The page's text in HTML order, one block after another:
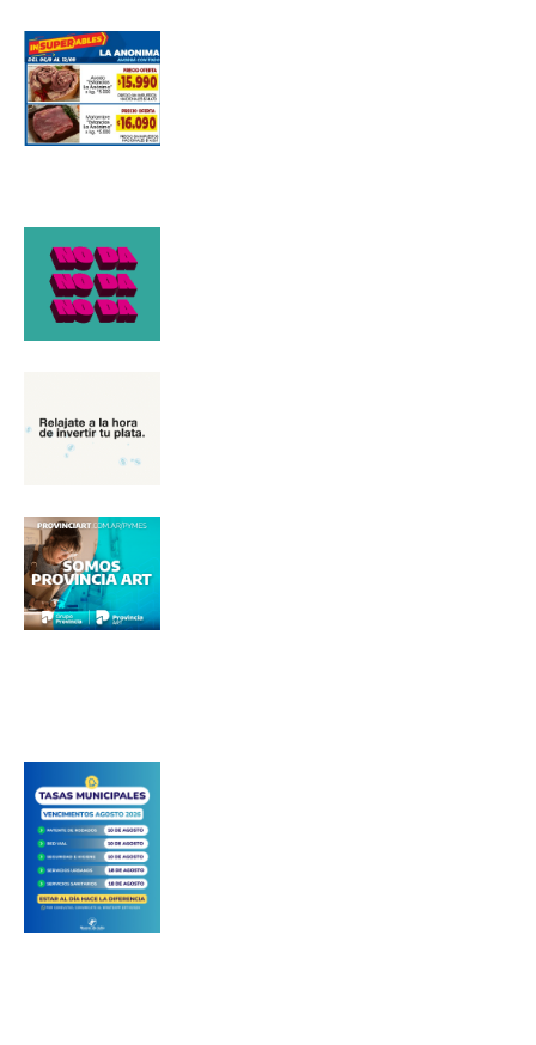
Dirección de correo electrónico
Apellidos
Número de teléfono